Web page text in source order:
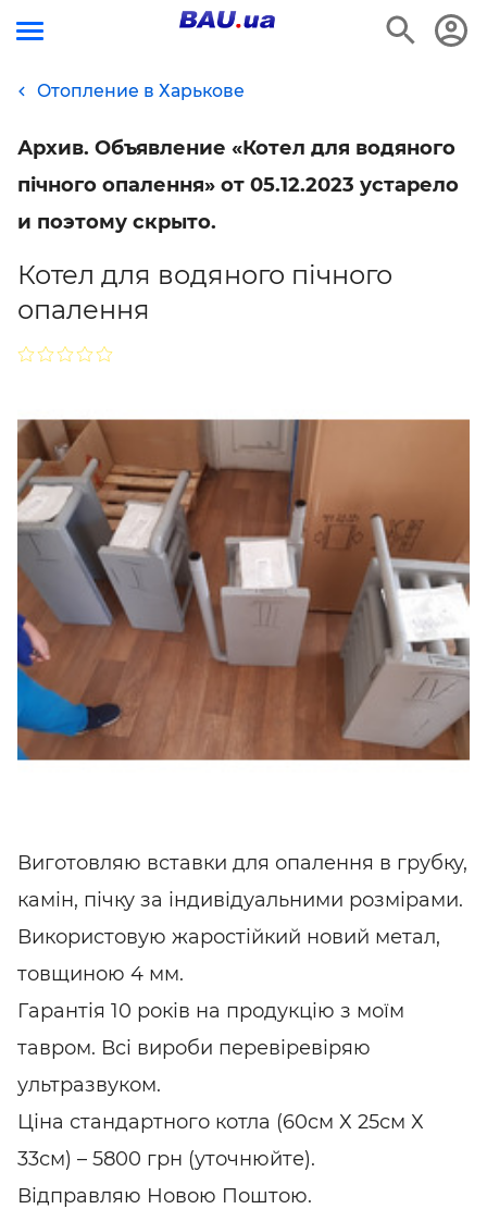
Отопление в Харькове
Архив. Объявление «Котел для водяного
пічного опалення» от 05.12.2023 устарело
и поэтому скрыто.
Котел для водяного пічного
опалення
Виготовляю вставки для опалення в грубку,
камін, пічку за індивідуальними розмірами.
Використовую жаростійкий новий метал,
товщиною 4 мм.
Гарантія 10 років на продукцію з моїм
тавром. Всі вироби перевіревіряю
ультразвуком.
Ціна стандартного котла (60см Х 25см Х
33см) – 5800 грн (уточнюйте).
Відправляю Новою Поштою.